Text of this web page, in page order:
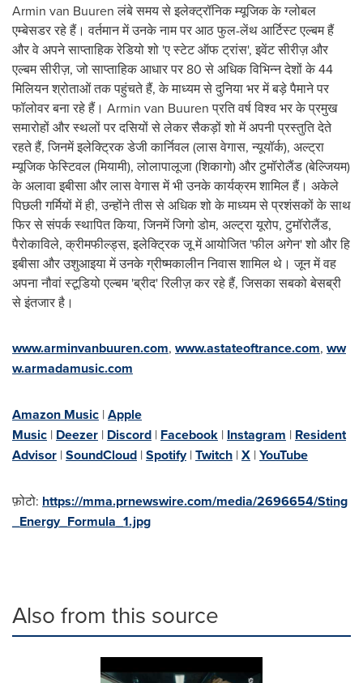
Armin van Buurenलंबे समय से इलेक्ट्रॉनिक म्यूजिक के ग्लोबल
एम्बेसडर रहे हैं। वर्तमान में उनके नाम पर आठ फुल-लेंथ आर्टिस्ट एल्बम हैं
और वे अपने साप्ताहिक रेडियो शो 'ए स्टेट ऑफ ट्रांस', इवेंट सीरीज़ और
एल्बम सीरीज़, जो साप्ताहिक आधार पर 80 से अधिक विभिन्न देशों के 44
मिलियन श्रोताओं तक पहुंचते हैं, के माध्यम से दुनिया भर में बड़े पैमाने पर
फॉलोवर बना रहे हैं। Armin van Buurenप्रति वर्ष विश्व भर के प्रमुख
समारोहों और स्थलों पर दसियों से लेकर सैकड़ों शो में अपनी प्रस्तुति देते
रहते हैं, जिनमें इलेक्ट्रिक डेजी कार्निवल (लास वेगास, न्यूयॉर्क), अल्ट्रा
म्यूजिक फेस्टिवल (मियामी), लोलापालूजा (शिकागो) और टुमॉरोलैंड (बेल्जियम)
के अलावा इबीसा और लास वेगास में भी उनके कार्यक्रम शामिल हैं। अकेले
पिछली गर्मियों में ही, उन्होंने तीस से अधिक शो के माध्यम से प्रशंसकों के साथ
फिर से संपर्क स्थापित किया, जिनमें जिगो डोम, अल्ट्रा यूरोप, टुमॉरोलैंड,
पैरोकाविले, क्रीमफील्ड्स, इलेक्ट्रिक जू में आयोजित 'फील अगेन' शो और हि
इबीसा और उशुआइया में उनके ग्रीष्मकालीन निवास शामिल थे। जून में वह
अपना नौवां स्टूडियो एल्बम 'ब्रीद' रिलीज़ कर रहे हैं, जिसका सबको बेसब्री
से इंतजार है।
www.arminvanbuuren.com, www.astateoftrance.com, ww
w.armadamusic.com
Amazon Music |Apple
Music | Deezer | Discord | Facebook | Instagram | Resident
Advisor |SoundCloud |Spotify|Twitch |X |YouTube
फ़ोटो: https://mma.prnewswire.com/media/2696654/Sting
_Energy_Formula_1.jpg
Also from this source